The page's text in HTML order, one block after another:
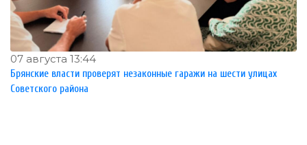
07 августа 13:44
Брянские власти проверят незаконные гаражи на шести улицах
Советского района